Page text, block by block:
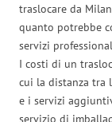
traslocare da
quanto potrebbe
servizi
I costi di un
cui la distanza tra
e i servizi
servizio di